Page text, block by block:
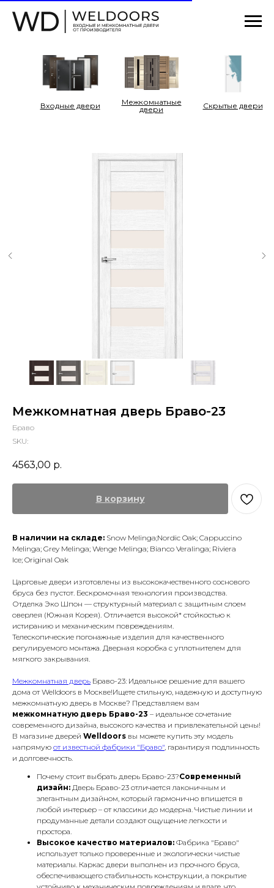
Cкрытые двери
Входные двери
Межкомнатные
двери
Межкомнатная дверь Браво-23
Браво
SKU:
4563,00 р.
В корзину
В наличии на складе: Snow Melinga;Nordic Oak; Cappuccino
Melinga; Grey Melinga; Wenge Melinga; Bianco Veralinga; Riviera
Ice; Original Oak
Царговые двери изготовлены из высококачественного соснового
бруса без пустот. Бескромочная технология производства.
Отделка Эко Шпон — структурный материал с защитным слоем
оверлея (Южная Корея). Отличается высокой* стойкостью к
истиранию и механическим повреждениям.
Телескопические погонажные изделия для качественного
регулируемого монтажа. Дверная коробка с уплотнителем для
мягкого закрывания.
Межкомнатная дверь Браво-23: Идеальное решение для вашего
дома от Welldoors в Москве!Ищете стильную, надежную и доступную
межкомнатную дверь в Москве? Представляем вам
межкомнатную дверь Браво-23 – идеальное сочетание
современного дизайна, высокого качества и привлекательной цены!
В магазине дверей Welldoors вы можете купить эту модель
напрямую от известной фабрики "Браво", гарантируя подлинность
и долговечность.
Почему стоит выбрать дверь Браво-23?Современный
дизайн: Дверь Браво-23 отличается лаконичным и
элегантным дизайном, который гармонично впишется в
любой интерьер – от классики до модерна. Чистые линии и
продуманные детали создают ощущение легкости и
простора.
Высокое качество материалов: Фабрика "Браво"
использует только проверенные и экологически чистые
материалы. Каркас двери выполнен из прочного бруса,
обеспечивающего стабильность конструкции, а покрытие